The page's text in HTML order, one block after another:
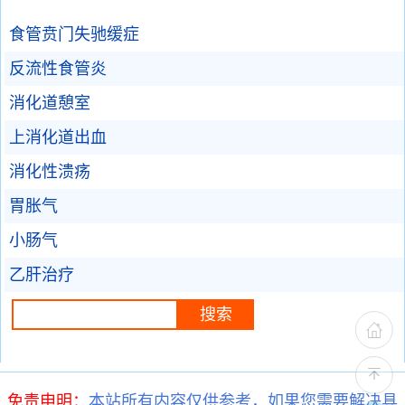
食管贲门失驰缓症
反流性食管炎
消化道憩室
上消化道出血
消化性溃疡
胃胀气
小肠气
乙肝治疗
免责申明： 本站所有内容仅供参考，如果您需要解决具